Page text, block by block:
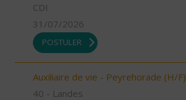
CDI
31/07/2026
POSTULER
Auxiliaire de vie - Peyrehorade (H/F)
40 - Landes